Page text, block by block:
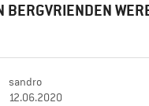
BERGVRIENDEN
sandro
12.06.2020